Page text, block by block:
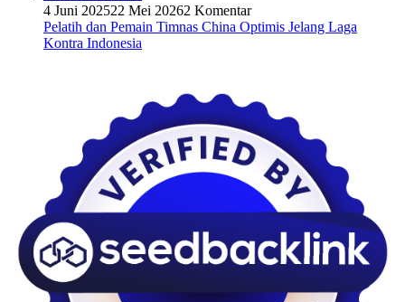
4 Juni 202522 Mei 20262 Komentar
Pelatih dan Pemain Timnas China Optimis Jelang Laga
Kontra Indonesia